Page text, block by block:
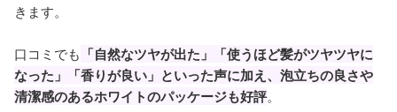
きます。
口コミでも 「自然なツヤが出た」「使うほど髪がツヤツヤに
なった」「香りが良い」といった声に加え、泡立ちの良さや
清潔感のあるホワイトのパッケージも好評。